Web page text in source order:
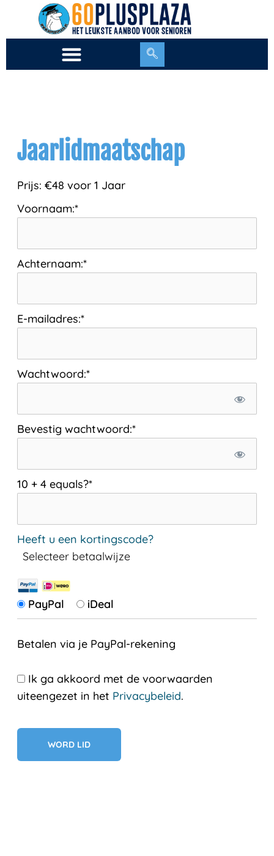
de
Jaarlidmaatschap
Prijs: €48 voor 1 Jaar
Voornaam:*
Achternaam:*
E-mailadres:*
Wachtwoord:*
Bevestig wachtwoord:*
10 + 4 equals?*
Heeft u een kortingscode?
Selecteer betaalwijze
PayPal iDeal
Betalen via je PayPal-rekening
Ik ga akkoord met de voorwaarden
uiteengezet in het Privacybeleid.
Geen val